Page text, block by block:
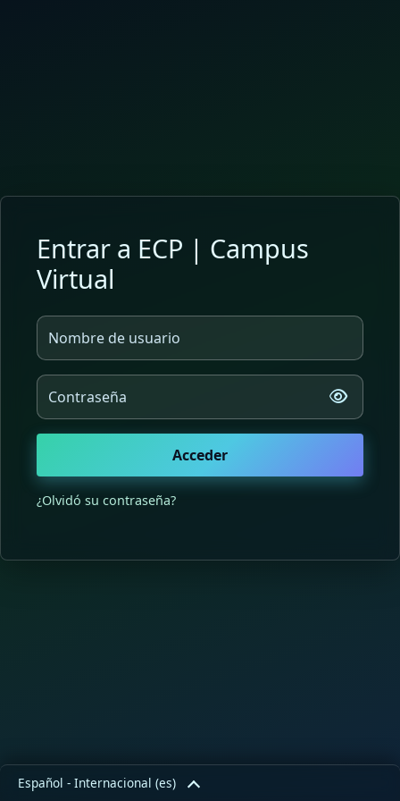
Salta al contenido principal
Entrar a ECP | Campus
Virtual
Nombre de usuario
Contraseña
Acceder
¿Olvidó su contraseña?
Español - Internacional ‎(es)‎